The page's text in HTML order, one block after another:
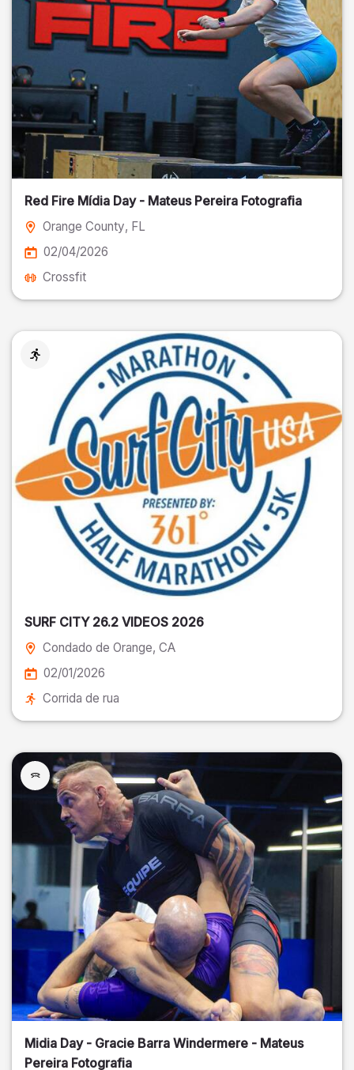
Red Fire Mídia Day - Mateus Pereira Fotografia
Orange County, FL
02/04/2026
Crossfit
SURF CITY 26.2 VIDEOS 2026
Condado de Orange, CA
02/01/2026
Corrida de rua
Midia Day - Gracie Barra Windermere - Mateus
Pereira Fotografia